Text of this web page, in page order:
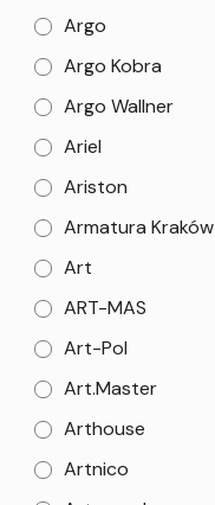
Argo
Argo Kobra
Argo Wallner
Ariel
Ariston
Armatura Kraków
Art
ART-MAS
Art-Pol
Art.Master
Arthouse
Artnico